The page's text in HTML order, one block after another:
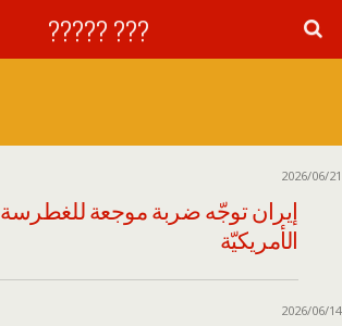
??? ?????
2026/06/21
إيران توجّه ضربة موجعة للغطرسة
الأمريكيّة
2026/06/14